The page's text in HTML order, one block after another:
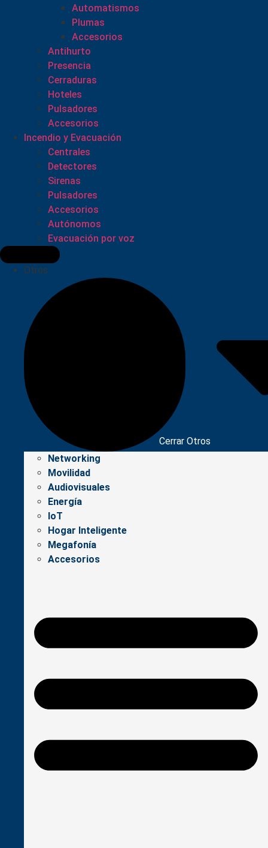
Automatismos
Plumas
Accesorios
Antihurto
Presencia
Cerraduras
Hoteles
Pulsadores
Accesorios
Incendio y Evacuación
Centrales
Detectores
Sirenas
Pulsadores
Accesorios
Autónomos
Evacuación por voz
Otros
Cerrar Otros
Networking
Movilidad
Audiovisuales
Energía
IoT
Hogar Inteligente
Megafonía
Accesorios